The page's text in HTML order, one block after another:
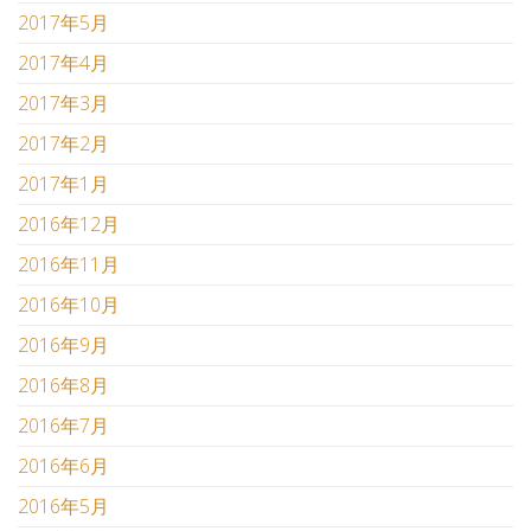
2017年5月
2017年4月
2017年3月
2017年2月
2017年1月
2016年12月
2016年11月
2016年10月
2016年9月
2016年8月
2016年7月
2016年6月
2016年5月